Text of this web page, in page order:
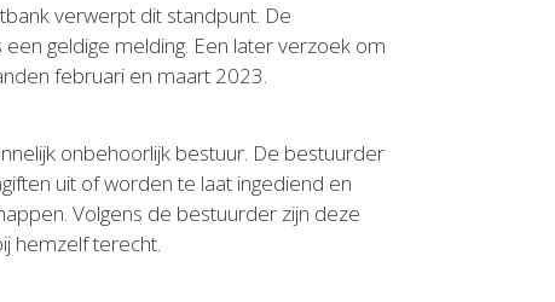
verwerpt dit standpunt. De
geldige melding. Een later verzoek om
februari en maart 2023.
onbehoorlijk bestuur. De bestuurder
uit of worden te laat ingediend en
Volgens de bestuurder zijn deze
hemzelf terecht.